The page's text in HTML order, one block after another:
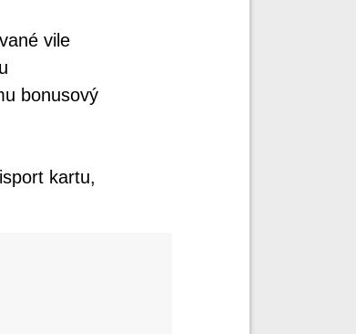
vile
bonusový
kartu,